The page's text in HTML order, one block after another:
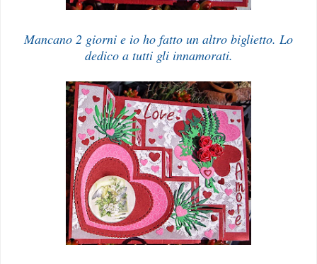
Mancano 2 giorni e io ho fatto un altro biglietto. Lo
dedico a tutti gli innamorati.